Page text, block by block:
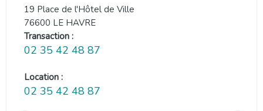
19 Place de l'Hôtel de Ville
76600 LE HAVRE
Transaction :
02 35 42 48 87
Location :
02 35 42 48 87